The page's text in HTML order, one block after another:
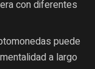
con diferentes
puede
a largo